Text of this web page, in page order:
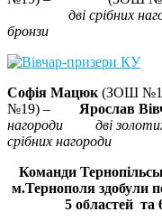
дві срібних
бронзи
Софія Мацюк (ЗОШ
№19) –
Ярослав
нагороди дві
срібних нагороди
Команди
м.Тернополя здобули
5 областей та